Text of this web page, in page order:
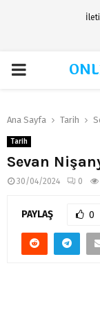
PRIMARY
Ana Sayfa Tarih
Tarih
Sevan
30/04/2024 0
PAYLAŞ 0